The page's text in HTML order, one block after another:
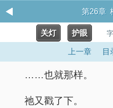
第26章
关灯 护眼 字
上一章 目
……也就那样。
祂又戳了下。